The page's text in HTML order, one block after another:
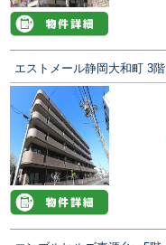
エストメール静岡大和町 3階